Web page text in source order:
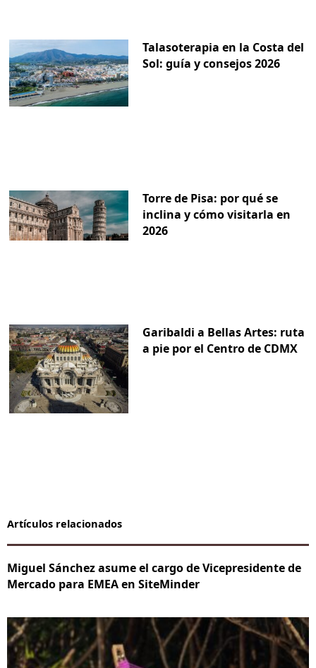
Talasoterapia en la Costa del
Sol: guía y consejos 2026
Torre de Pisa: por qué se
inclina y cómo visitarla en
2026
Garibaldi a Bellas Artes: ruta
a pie por el Centro de CDMX
Artículos relacionados
Miguel Sánchez asume el cargo de Vicepresidente de
Mercado para EMEA en SiteMinder